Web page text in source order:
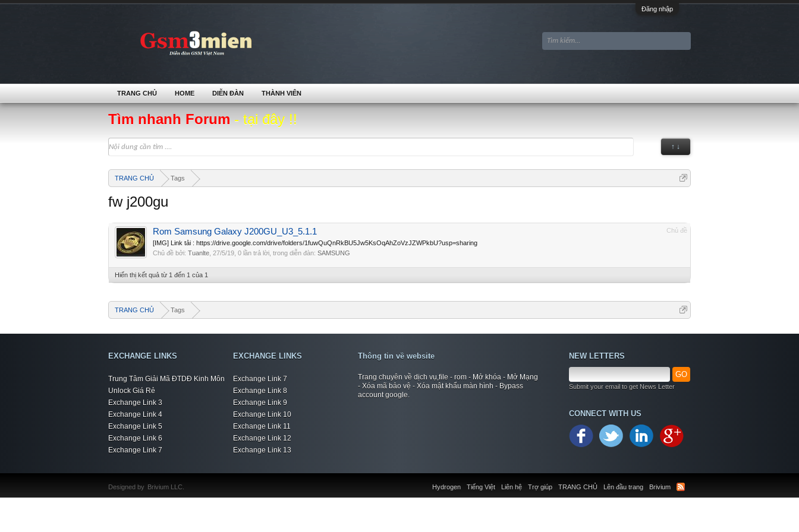
Đăng nhập
Tìm nhanh Forum - tại đây !!
↑ ↓
TRANG CHỦ Tags
fw j200gu
Chủ đề
Rom Samsung Galaxy J200GU_U3_5.1.1
[IMG] Link tải : https://drive.google.com/drive/folders/1fuwQuQnRkBU5Jw5KsOqAhZoVzJZWPkbU?usp=sharing
Chủ đề bởi: Tuanlte 27/5/19 , 0 lần trả lời, trong diễn đàn: SAMSUNG
Hiển thị kết quả từ 1 đến 1 của 1
TRANG CHỦ Tags
TRANG CHỦ HOME DIỄN ĐÀN THÀNH VIÊN
EXCHANGE LINKS
Trung Tâm Giải Mã ĐTDĐ Kinh Môn
Unlock Giá Rẻ
Exchange Link 3
Exchange Link 4
Exchange Link 5
Exchange Link 6
Exchange Link 7
EXCHANGE LINKS
Exchange Link 7
Exchange Link 8
Exchange Link 9
Exchange Link 10
Exchange Link 11
Exchange Link 12
Exchange Link 13
Thông tin về website
Trang chuyên về dịch vụ,file - rom - Mở khóa - Mở Mạng
- Xóa mã bảo vệ - Xóa mật khẩu màn hình - Bypass
account google.
NEW LETTERS
GO
Submit your email to get News Letter
CONNECT WITH US
Liên hệ Trợ giúp TRANG CHỦ Lên đầu trang Brivium
Hydrogen Tiếng Việt
Designed by Brivium LLC.